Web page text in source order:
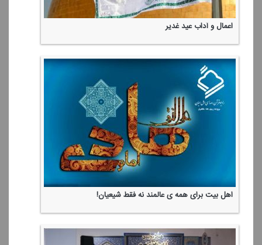
اعمال و آداب عید غدیر
اهل بیت برای همه ی عالمند نه فقط شیعیان!